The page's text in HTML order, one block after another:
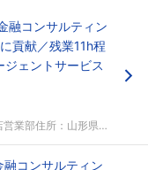
融コンサルティン
貢献／残業11h程
ェントサービス
住所：山形県山形市本...
コンサルティン